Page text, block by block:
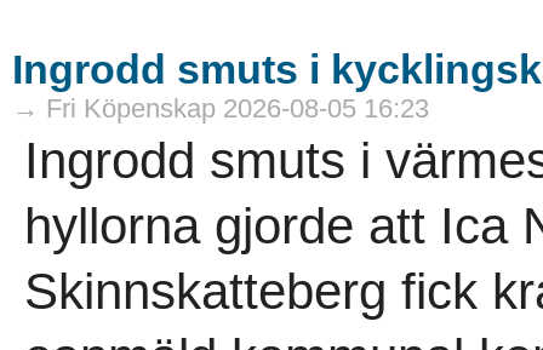
Ingrodd smuts i
→ Fri Köpenskap 2026-08-05 16:23
Ingrodd smuts i
hyllorna gjorde att Ica
Skinnskatteberg fick